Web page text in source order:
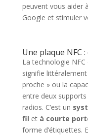
peuvent vous aider
Google et stimuler
Une plaque NFC
La technologie
signifie
proche » ou la
entre deux
radios. C’est un
fil et à courte
forme d’étiquettes.